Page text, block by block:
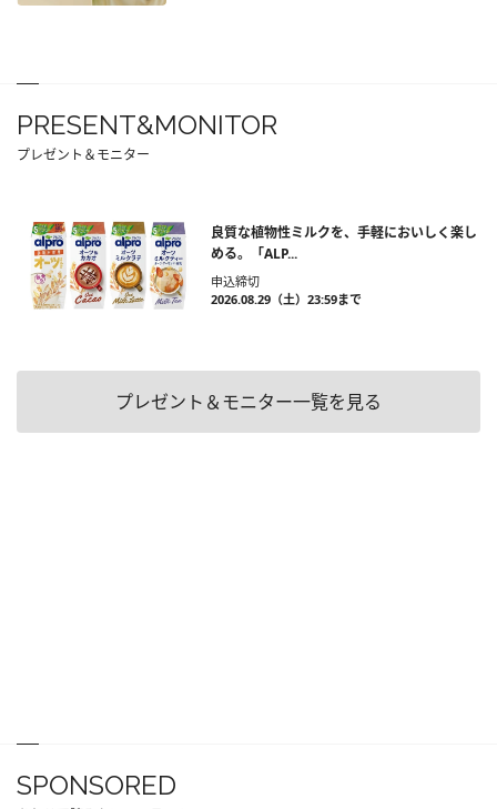
PRESENT&MONITOR
プレゼント＆モニター
良質な植物性ミルクを、手軽においしく楽し
める。「ALP...
申込締切
2026.08.29（土）23:59まで
プレゼント＆モニター一覧を見る
SPONSORED